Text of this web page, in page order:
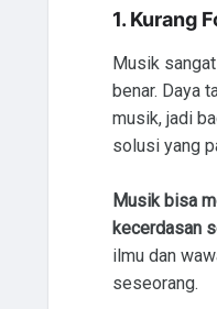
1. Kurang
Musik
benar. Daya
musik, jadi
solusi yang
Musik bisa
kecerdasan
ilmu dan
seseorang.